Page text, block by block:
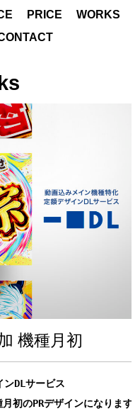
機種月初
ンDLサービス
初のPRデザインになります
PRICE
WORKS